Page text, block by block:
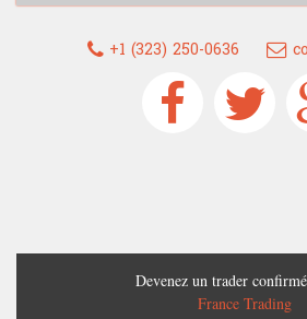
+1 (323) 250-0636
Devenez un trader
France Trading